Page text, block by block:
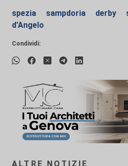
spezia sampdoria derby
d'Angelo
Condividi:
ALTRE NOTIZIE